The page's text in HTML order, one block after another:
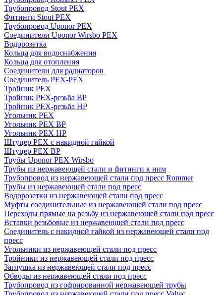
Трубопровод Stout PEX
Фитинги Stout PEX
Трубопровод Uponor PEX
Соединители Uponor Wirsbo PEX
Водорозетка
Кольца для водоснабжения
Кольца для отопления
Соединители для радиаторов
Соединитель PEX-PEX
Тройник PEX
Тройник PEX-резьба ВР
Тройник PEX-резьба НР
Угольник PEX
Угольник PEX ВР
Угольник PEX НР
Штуцер PEX c накидной гайкой
Штуцер PEX ВР
Трубы Uponor PEX Wirsbo
Трубы из нержавеющей стали и фитинги к ним
Трубопровод из нержавеющей стали под пресс Rommer
Трубы из нержавеющей стали под пресс
Водорозетки из нержавеющей стали под пресс
Муфты соединительные из нержавеющей стали под пресс
Переходы прямые на резьбу из нержавеющей стали под пресс
Вставки резьбовые из нержавеющей стали под пресс
Соединитель с накидной гайкой из нержавеющей стали под
пресс
Угольники из нержавеющей стали под пресс
Тройники из нержавеющей стали под пресс
Заглушка из нержавеющей стали под пресс
Обводы из нержавеющей стали под пресс
Трубопровод из гофрированной нержавеющей трубы